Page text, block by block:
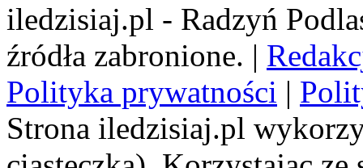
iledzisiaj.pl - Radzyń
źródła zabronione. |
Polityka prywatności |
Strona iledzisiaj.pl